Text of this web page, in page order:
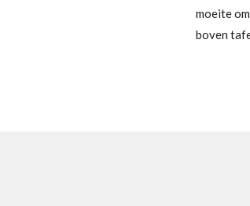
moeite
boven